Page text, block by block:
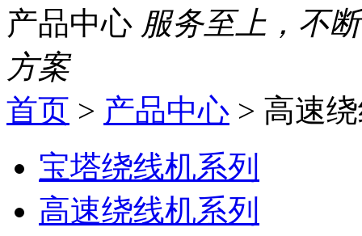
产品中心 服务至上，不
方案
首页 > 产品中心 > 高速
宝塔绕线机系列
高速绕线机系列